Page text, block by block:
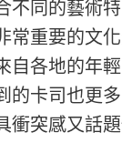
不同的藝術特
常重要的文
自各地的年輕
的卡司也更多
衝突感又話